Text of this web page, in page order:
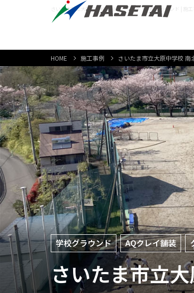
さいたま市立大原中学校 南北グラウンド | 学校グラウンド | 施
HOME 施工事例 さいたま市立大原中学校 南
学校グラウンド AQクレイ舗装
さいたま市立